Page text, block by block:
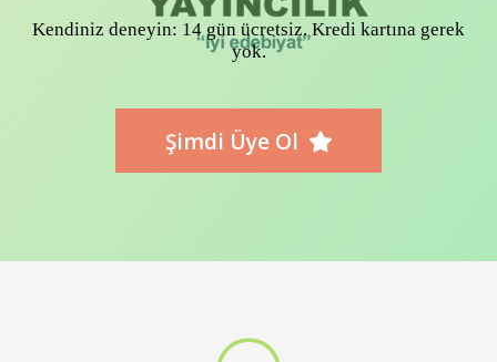
Kendiniz deneyin: 14 gün ücretsiz. Kredi kartına gerek
yok.
Şimdi Üye Ol